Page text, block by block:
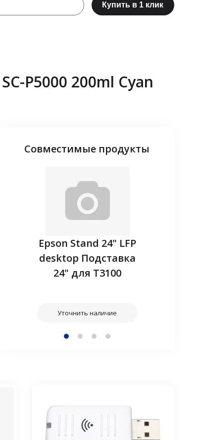
Купить в 1 клик
P5000 200ml Cyan
Совместимые продукты
Epson Stand 24" LFP
desktop Подставка
24" для T3100
Уточнить наличие